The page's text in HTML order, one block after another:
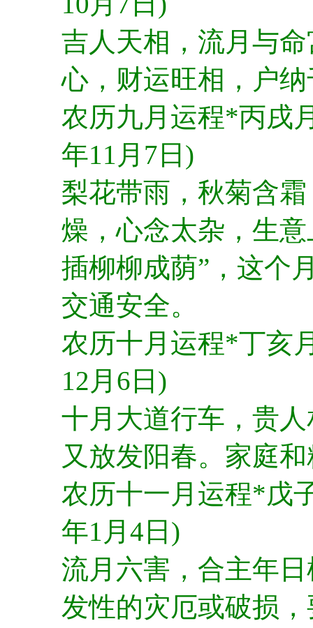
吉人天相，流月与
心，财运旺相，户
农历九月运程*丙戌
年11月7日)
梨花带雨，秋菊含
燥，心念太杂，生
插柳柳成荫”，这个
交通安全。
农历十月运程*丁亥
12月6日)
十月大道行车，贵
又放发阳春。家庭
农历十一月运程*戊
年1月4日)
流月六害，合主年
发性的灾厄或破损